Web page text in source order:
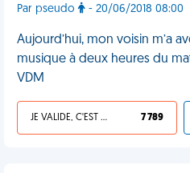
Par pseudo - 20/06/2018 08:00
Aujourd’hui, mon voisin m’a
musique à deux heures du
VDM
JE VALIDE, C'EST UNE VDM 7 789